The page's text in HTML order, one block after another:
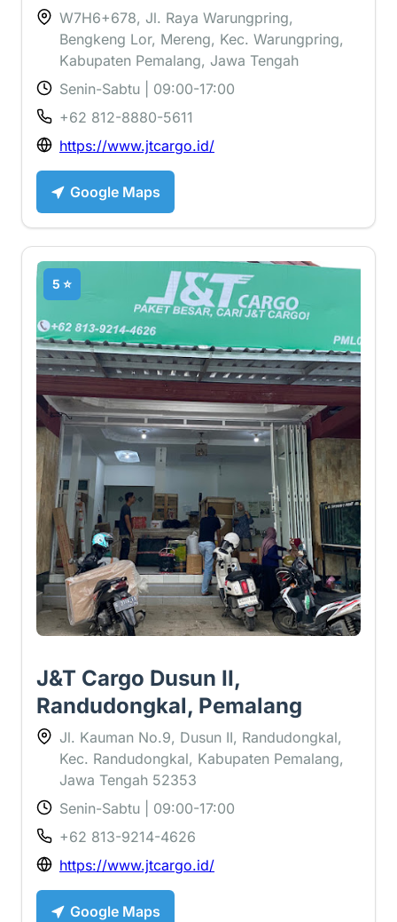
W7H6+678, Jl. Raya Warungpring,
Bengkeng Lor, Mereng, Kec. Warungpring,
Kabupaten Pemalang, Jawa Tengah
Senin-Sabtu | 09:00-17:00
+62 812-8880-5611
https://www.jtcargo.id/
Google Maps
5 ⭐
J&T Cargo Dusun II,
Randudongkal, Pemalang
Jl. Kauman No.9, Dusun II, Randudongkal,
Kec. Randudongkal, Kabupaten Pemalang,
Jawa Tengah 52353
Senin-Sabtu | 09:00-17:00
+62 813-9214-4626
https://www.jtcargo.id/
Google Maps